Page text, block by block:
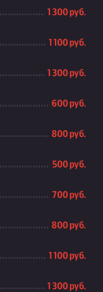
1 300 руб.
1 100 руб.
1 300 руб.
600 руб.
800 руб.
500 руб.
700 руб.
800 руб.
1 100 руб.
1 300 руб.